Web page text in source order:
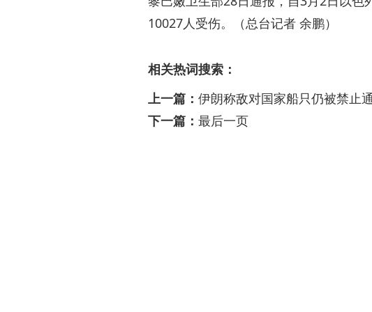
10027人受伤。（总台记者 余鹏）
相关热词搜索：
上一篇： 伊朗称敌对国家船只仍被禁止
下一篇： 最后一页